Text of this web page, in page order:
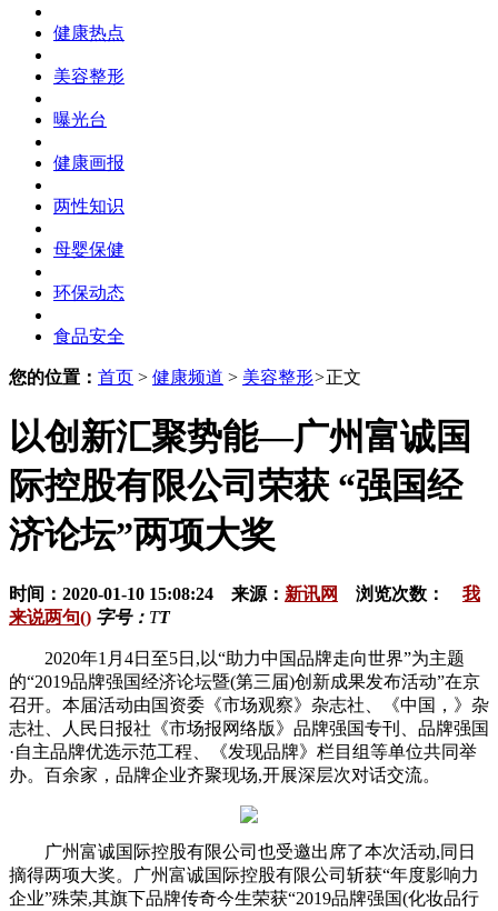
健康热点
美容整形
曝光台
健康画报
两性知识
母婴保健
环保动态
食品安全
您的位置： 首页 > 健康频道 > 美容整形>正文
以创新汇聚势能—广州富诚国
际控股有限公司荣获 “强国经
济论坛”两项大奖
时间：2020-01-10 15:08:24 来源： 新讯网 浏览次数： 我
来说两句() 字号： TT
2020年1月4日至5日,以“助力中国品牌走向世界”为主题
的“2019品牌强国经济论坛暨(第三届)创新成果发布活动”在京
召开。本届活动由国资委《市场观察》杂志社、《中国，》杂
志社、人民日报社《市场报网络版》品牌强国专刊、品牌强国
·自主品牌优选示范工程、《发现品牌》栏目组等单位共同举
办。百余家，品牌企业齐聚现场,开展深层次对话交流。
广州富诚国际控股有限公司也受邀出席了本次活动,同日
摘得两项大奖。广州富诚国际控股有限公司斩获“年度影响力
企业”殊荣,其旗下品牌传奇今生荣获“2019品牌强国(化妆品行